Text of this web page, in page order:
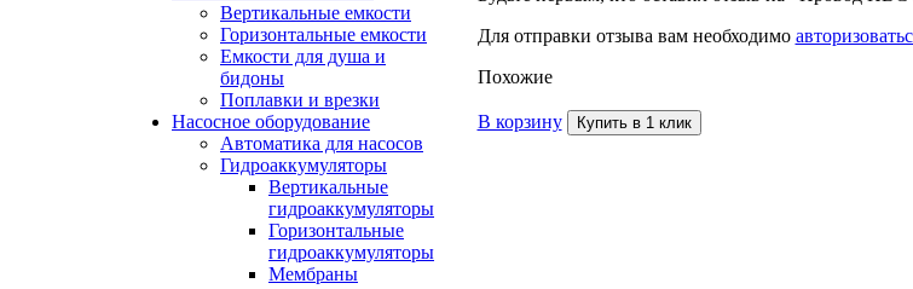
Для отправки отзыва вам необходимо
Похожие
В корзину Купить в 1 клик
Вертикальные емкости
Горизонтальные емкости
Емкости для душа и
бидоны
Поплавки и врезки
Насосное оборудование
Автоматика для насосов
Гидроаккумуляторы
Вертикальные
гидроаккумуляторы
Горизонтальные
гидроаккумуляторы
Мембраны